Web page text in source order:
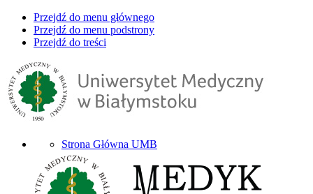
Przejdź do menu głównego
Przejdź do menu podstrony
Przejdź do treści
Strona Główna UMB